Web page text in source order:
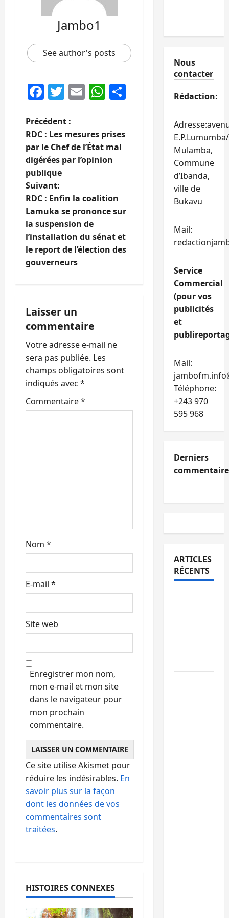
Jambo1
See author's posts
Facebook
Twitter
EmailWhatsApp
Partager
N
a
v
i
g
a
t
n
d
’
a
r
Précédent :
RDC : Les mesures prises
par le Chef de l’État mal
digérées par l’opinion
publique
Suivant:
RDC : Enfin la coalition
Lamuka se prononce sur
la suspension de
l’installation du sénat et
le report de l’élection des
gouverneurs
Laisser un
commentaire
Votre adresse e-mail ne
sera pas publiée. Les
champs obligatoires sont
indiqués avec *
Commentaire*
Nom *
E-mail *
Site web
Enregistrer mon nom,
mon e-mail et mon site
dans le navigateur pour
mon prochain
commentaire.
Ce site utilise Akismet pour
réduire les indésirables. En
savoir plus sur la façon
dont les données de vos
commentaires sont
traitées.
HISTOIRES CONNEXES
Nous
contacter
Rédaction:
Mulamba,
Commune
d’Ibanda,
ville de
Bukavu
Mail:
Service
Commercial
(pour vos
publicités
et
Mail:
Téléphone:
+243 970
595 968
Derniers
ARTICLES
RÉCENTS